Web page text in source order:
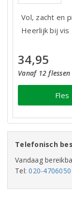
Vol, zacht en
Heerlijk bij vis
34,95
Vanaf 12
Fles
Telefonisch
Vandaag
Tel:020-4706050